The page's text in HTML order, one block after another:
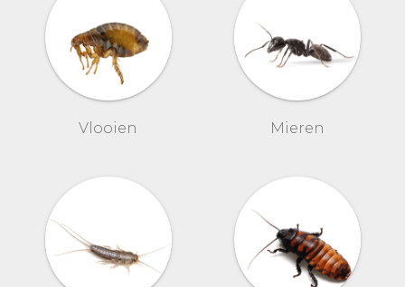
Vlooien Mieren